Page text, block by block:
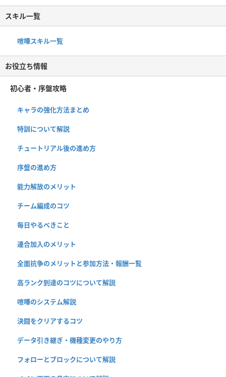
スキル一覧
喧嘩スキル一覧
お役立ち情報
初心者・序盤攻略
キャラの強化方法まとめ
特訓について解説
チュートリアル後の進め方
序盤の進め方
能力解放のメリット
チーム編成のコツ
毎日やるべきこと
連合加入のメリット
全面抗争のメリットと参加方法・報酬一覧
高ランク到達のコツについて解説
喧嘩のシステム解説
決闘をクリアするコツ
データ引き継ぎ・機種変更のやり方
フォローとブロックについて解説